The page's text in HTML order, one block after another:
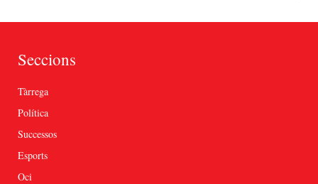
Seccions
Tàrrega
Política
Successos
Esports
Oci